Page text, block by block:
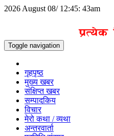
2026 August 08/ 12:45: 43am
Toggle navigation
गृहपृष्ठ
मुख्य खबर
संक्षिप्त खबर
सम्पादकिय
विचार
मेरो कथा / व्यथा
अन्तरवार्ता